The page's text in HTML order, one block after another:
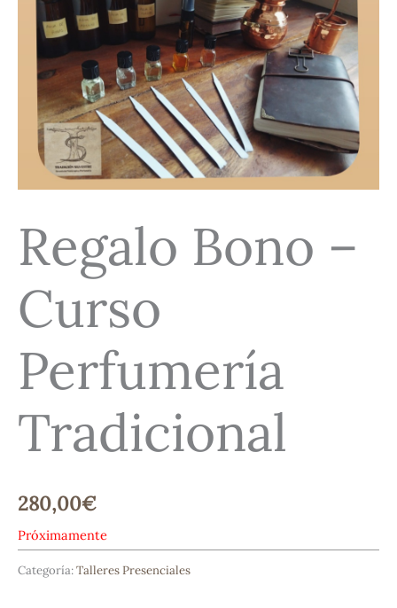
Regalo Bono –
Curso
Perfumería
Tradicional
280,00€
Próximamente
Categoría:Talleres Presenciales